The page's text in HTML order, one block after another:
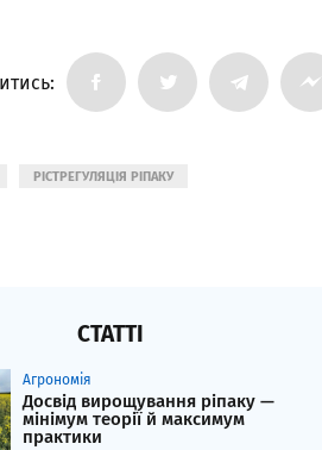
РІСТРЕГУЛЯЦІЯ РІПАКУ
СТАТТІ
Агрономія
Досвід вирощування ріпаку —
мінімум теорії й максимум
практики